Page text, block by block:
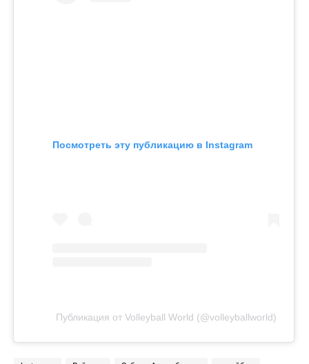
Посмотреть эту публикацию в Instagram
Публикация от Volleyball World (@volleyballworld)